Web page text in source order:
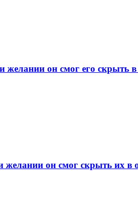
он смог его скрыть в
он смог скрыть их в